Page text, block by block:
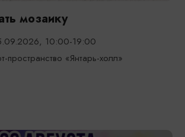
мозаику
10:00-19:00
пространство «Янтарь-холл»